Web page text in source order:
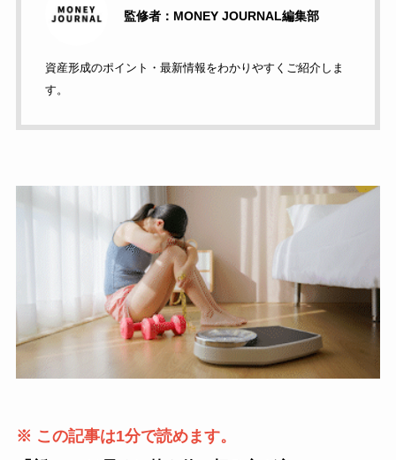
監修者：MONEY JOURNAL編集部
資産形成のポイント・最新情報をわかりやすくご紹介しま
す。
※ この記事は1分で読めます。